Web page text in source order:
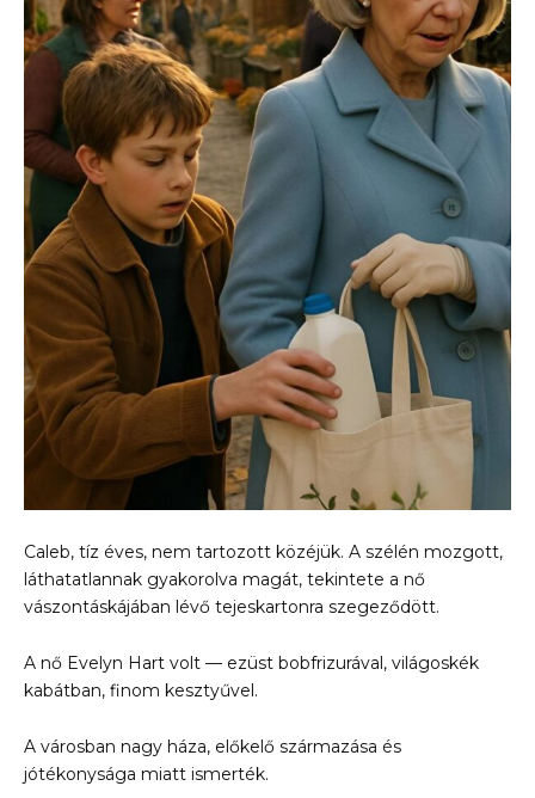
Caleb, tíz éves, nem tartozott közéjük. A szélén mozgott,
láthatatlannak gyakorolva magát, tekintete a nő
vászontáskájában lévő tejeskartonra szegeződött.
A nő Evelyn Hart volt — ezüst bobfrizurával, világoskék
kabátban, finom kesztyűvel.
A városban nagy háza, előkelő származása és
jótékonysága miatt ismerték.